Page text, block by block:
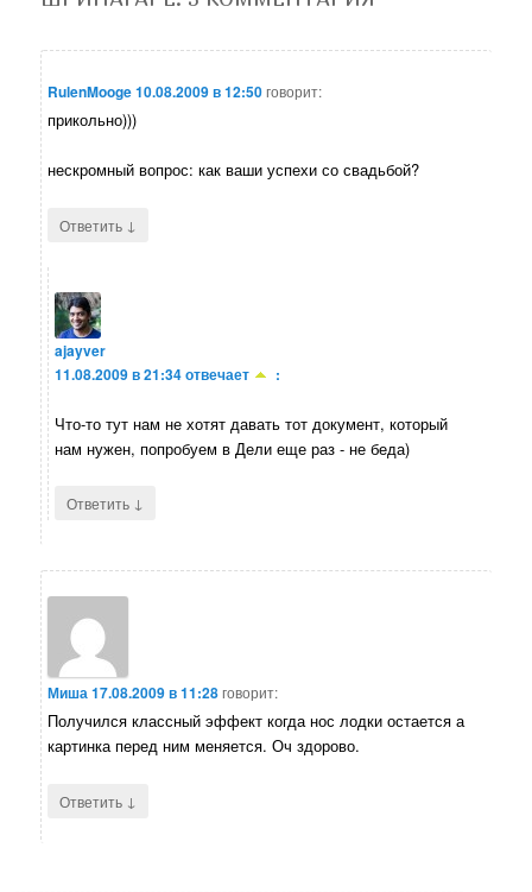
RulenMooge10.08.2009 в 12:50говорит:
прикольно)))
нескромный вопрос: как ваши успехи со свадьбой?
Ответить ↓
ajayver
11.08.2009 в 21:34отвечает :
Что-то тут нам не хотят давать тот документ, который
нам нужен, попробуем в Дели еще раз - не беда)
Ответить ↓
Миша17.08.2009 в 11:28говорит:
Получился классный эффект когда нос лодки остается а
картинка перед ним меняется. Оч здорово.
Ответить ↓